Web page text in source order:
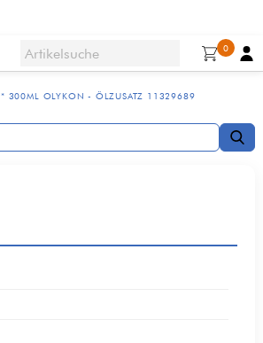
0
* 300ML OLYKON - ÖLZUSATZ 11329689